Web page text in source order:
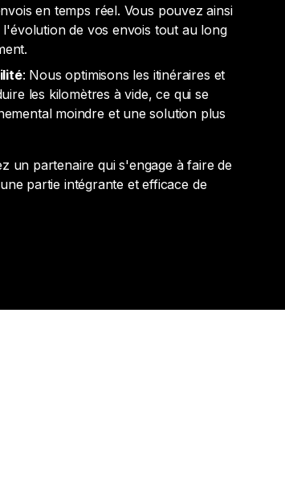
en temps réel. Vous pouvez ainsi
de vos envois tout au long
: Nous optimisons les itinéraires et
les kilomètres à vide, ce qui se
moindre et une solution plus
un partenaire qui s'engage à faire de
partie intégrante et efficace de